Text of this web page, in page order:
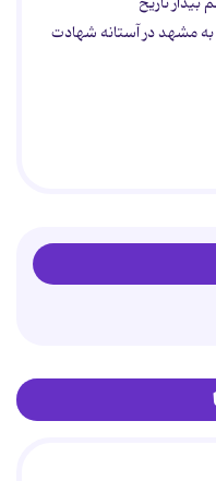
مشهد در آستانه شهادت